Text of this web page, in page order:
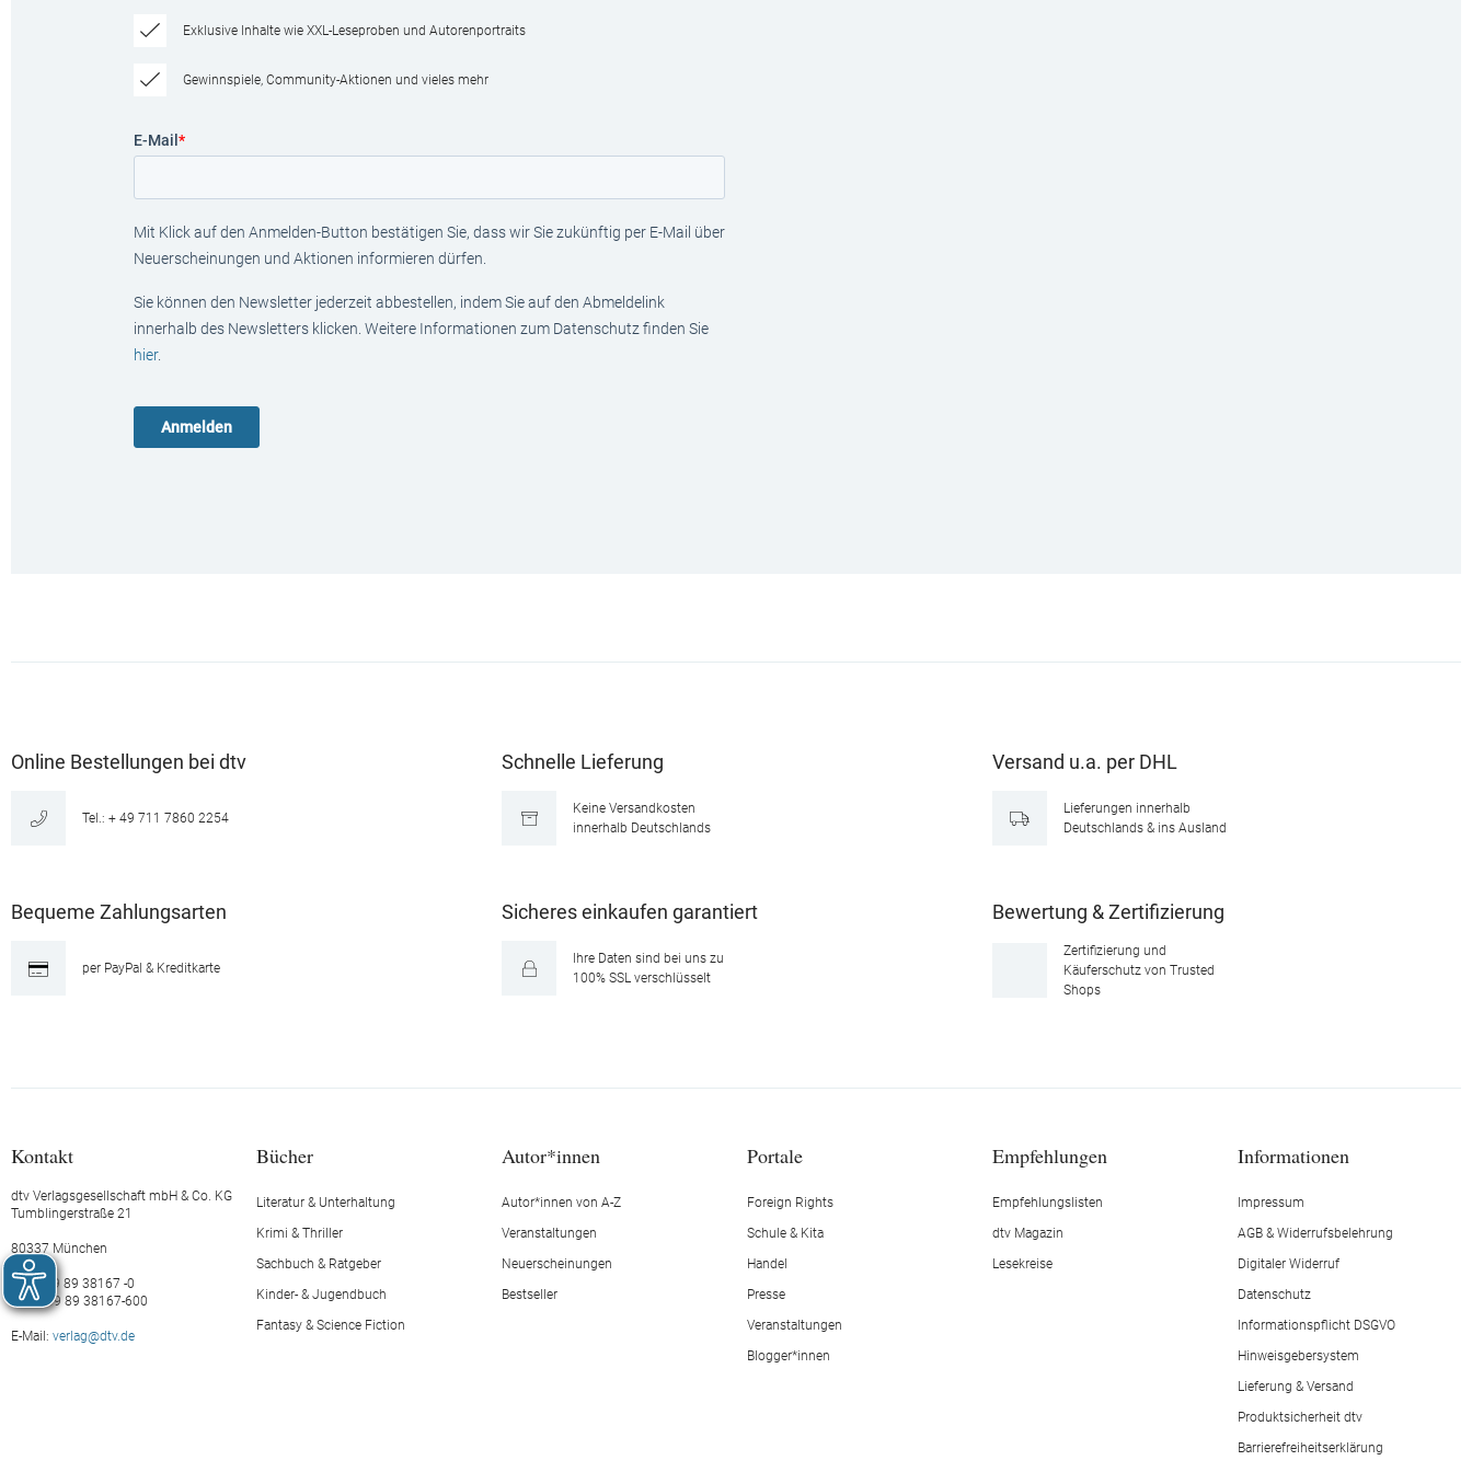
Exklusive Inhalte wie XXL-Leseproben und Autorenportraits
Gewinnspiele, Community-Aktionen und vieles mehr
E-Mail *
Mit Klick auf den Anmelden-Button bestätigen Sie, dass wir Sie zukünftig per E-Mail über
Neuerscheinungen und Aktionen informieren dürfen.
Sie können den Newsletter jederzeit abbestellen, indem Sie auf den Abmeldelink
innerhalb des Newsletters klicken. Weitere Informationen zum Datenschutz finden Sie
hier.
Online Bestellungen bei dtv
Tel.: + 49 711 7860 2254
Schnelle Lieferung
Keine Versandkosten
innerhalb Deutschlands
Versand u.a. per DHL
Lieferungen innerhalb
Deutschlands & ins Ausland
Bequeme Zahlungsarten
per PayPal & Kreditkarte
Sicheres einkaufen garantiert
Ihre Daten sind bei uns zu
100% SSL verschlüsselt
Bewertung & Zertifizierung
Zertifizierung und
Käuferschutz von Trusted
Shops
Kontakt
dtv Verlagsgesellschaft mbH & Co. KG
Tumblingerstraße 21
80337 München
Tel.: +49 89 38167 -0
Fax: +49 89 38167-600
E-Mail: verlag@dtv.de
Bücher
Literatur & Unterhaltung
Krimi & Thriller
Sachbuch & Ratgeber
Kinder- & Jugendbuch
Fantasy & Science Fiction
Autor*innen
Autor*innen von A-Z
Veranstaltungen
Neuerscheinungen
Bestseller
Portale
Foreign Rights
Schule & Kita
Handel
Presse
Veranstaltungen
Blogger*innen
Empfehlungen
Empfehlungslisten
dtv Magazin
Lesekreise
Informationen
Impressum
AGB & Widerrufsbelehrung
Digitaler Widerruf
Datenschutz
Informationspflicht DSGVO
Hinweisgebersystem
Lieferung & Versand
Produktsicherheit dtv
Barrierefreiheitserklärung